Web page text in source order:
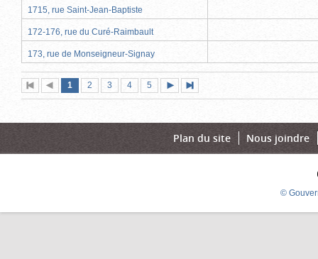
1715, rue Saint-Jean-Baptiste
172-176, rue du Curé-Raimbault
173, rue de Monseigneur-Signay
Première
page
Page
précédente
Page
1 (page
actuelle)
Page
2 Page
3 Page
4 Page
5
suivante
page
Plan du site Nous joindre
©